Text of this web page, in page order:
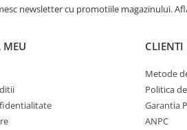
(2)
SRL
Romania SRL
SRL
newsletter cu promotiile magazinului.
CLIENTI
Metode
Politica
Garantia
ANPC